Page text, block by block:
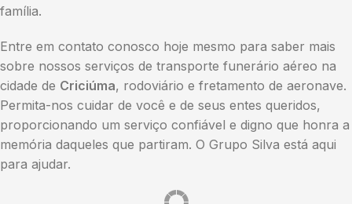
família.
Entre em contato conosco hoje mesmo para saber mais
sobre nossos serviços de transporte funerário aéreo na
cidade de Criciúma, rodoviário e fretamento de aeronave.
Permita-nos cuidar de você e de seus entes queridos,
proporcionando um serviço confiável e digno que honra a
memória daqueles que partiram. O Grupo Silva está aqui
para ajudar.